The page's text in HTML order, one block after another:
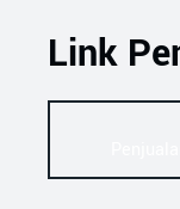
Link